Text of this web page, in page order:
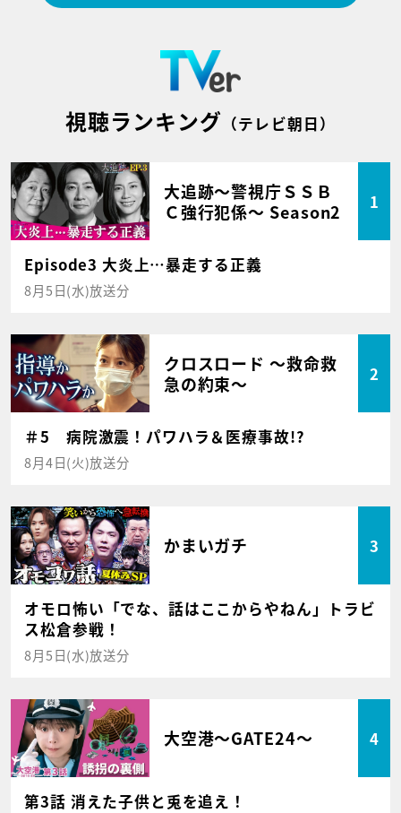
視聴ランキング （テレビ朝日）
大追跡～警視庁ＳＳＢ
Ｃ強行犯係～ Season2
1
Episode3 大炎上…暴走する正義
8月5日(水)放送分
クロスロード ～救命救
急の約束～
2
＃5 病院激震！パワハラ＆医療事故!?
8月4日(火)放送分
かまいガチ 3
オモロ怖い「でな、話はここからやねん」トラビ
ス松倉参戦！
8月5日(水)放送分
大空港～GATE24～ 4
第3話 消えた子供と兎を追え！